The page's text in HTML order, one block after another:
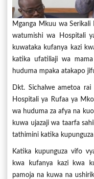
Mganga Mkuu wa
watumishi wa Hospitali
kuwataka kufanya kazi
katika ufatiliaji wa
huduma mpaka atakapo
Dkt. Sichalwe ametoa
Hospitali ya Rufaa ya
wa huduma za afya na
kuwa ujazaji wa taarfa
tathimini katika
Katika kupunguza vifo
kwa kufanya kazi kwa
pamoja na kuwa na